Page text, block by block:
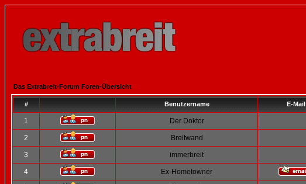
Das Extrabreit-Forum Foren-Übersicht
# Benutzername E-Mail
1 Der Doktor
2 Breitwand
3 immerbreit
4 Ex-Hometowner